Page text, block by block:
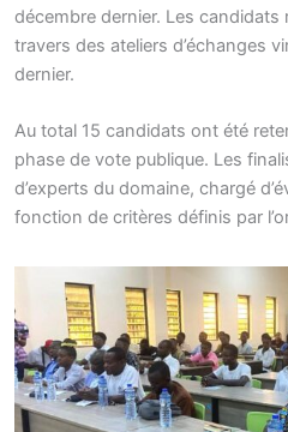
décembre dernier. Les candidats
travers des ateliers d’échanges
dernier.
Au total 15 candidats ont été
phase de vote publique. Les
d’experts du domaine, chargé
fonction de critères définis par